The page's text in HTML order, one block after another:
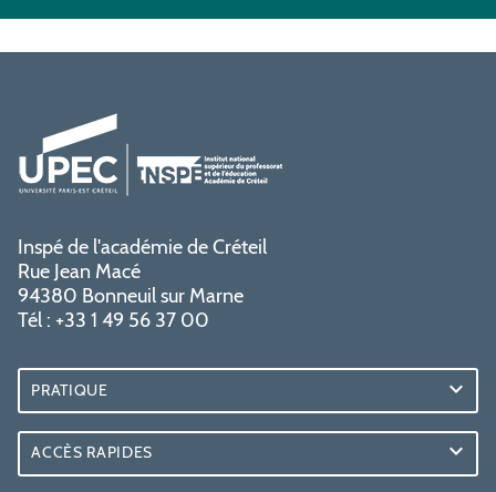
Inspé de l'académie de Créteil
Rue Jean Macé
94380 Bonneuil sur Marne
Tél : +33 1 49 56 37 00
PRATIQUE
ACCÈS RAPIDES